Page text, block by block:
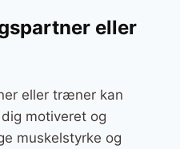
eller
eller træner kan
motiveret og
muskelstyrke og